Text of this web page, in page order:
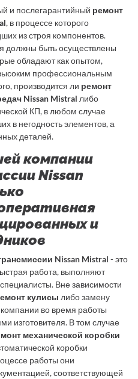
и послегарантийный ремонт
, в процессе которого
из строя компонентов.
должны быть осуществлены
обладают как опытом,
профессиональным
производится ли ремонт
Nissan Mistral либо
КП, в любом случае
в негодность элементов, а
деталей.
компании
Nissan
и
Nissan Mistral - это
работа, выполняют
Вне зависимости
кулисы либо замену
во время работы
изготовителя. В том случае
механической коробки
коробки
работы они
соответствующей